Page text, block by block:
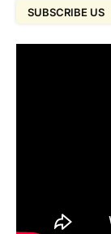
SUBSCRIBE US